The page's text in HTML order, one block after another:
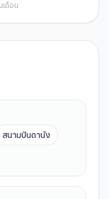
เดือน
สนามบินดานัง